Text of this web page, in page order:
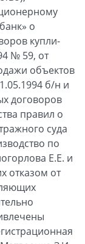
о
купли-
№ 59, от
объектов
б/н и
договоров
правил о
суда
по
Е.Е. и
отказом от